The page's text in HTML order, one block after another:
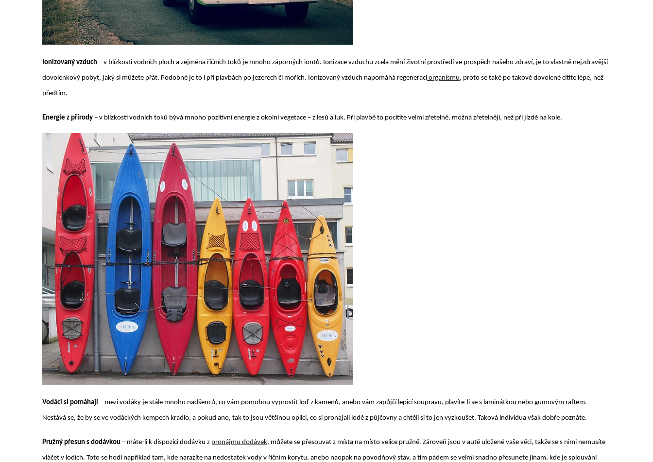
Ionizovaný vzduch – v blízkosti vodních ploch a zejména říčních toků je mnoho záporných iontů. Ionizace vzduchu zcela mění životní prostředí ve prospěch našeho zdraví, je to vlastně nejzdravější
dovolenkový pobyt, jaký si můžete přát. Podobné je to i při plavbách po jezerech či mořích. Ionizovaný vzduch napomáhá regeneraci organismu, proto se také po takové dovolené cítíte lépe, než
předtím.
Energie z přírody – v blízkosti vodních toků bývá mnoho pozitivní energie z okolní vegetace – z lesů a luk. Při plavbě to pocítíte velmi zřetelně, možná zřetelněji, než při jízdě na kole.
Vodáci si pomáhají – mezi vodáky je stále mnoho nadšenců, co vám pomohou vyprostit loď z kamenů, anebo vám zapůjčí lepicí soupravu, plavíte-li se s laminátkou nebo gumovým raftem.
Nestává se, že by se ve vodáckých kempech kradlo, a pokud ano, tak to jsou většinou opilci, co si pronajali lodě z půjčovny a chtěli si to jen vyzkoušet. Taková individua však dobře poznáte.
Pružný přesun s dodávkou – máte-li k dispozici dodávku z pronájmu dodávek, můžete se přesouvat z místa na místo velice pružně. Zároveň jsou v autě uložené vaše věci, takže se s nimi nemusíte
vláčet v lodích. Toto se hodí například tam, kde narazíte na nedostatek vody v říčním korytu, anebo naopak na povodňový stav, a tím pádem se velmi snadno přesunete jinam, kde je splouvání